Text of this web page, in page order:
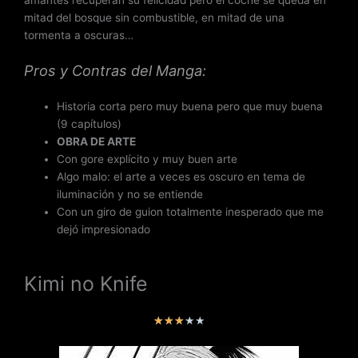
mitad del bosque sin combustible, en mitad de una
tormenta a oscuras…
Pros y Contras del Manga:
Historia corta pero muy buena pero que muy buena
(9 capítulos)
OBRA DE ARTE
Con gore explícito y muy buen arte
Algo malo: el arte a veces es oscuro en tema de
iluminación y no se entiende
Con un giro de guion totalmente inesperado que me
dejó impresionado
Kimi no Knife
★★★★★V
l